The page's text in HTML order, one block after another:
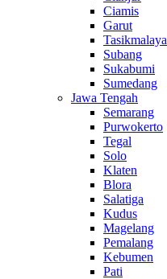
Ciamis
Garut
Tasikmalaya
Subang
Sukabumi
Sumedang
Jawa Tengah
Semarang
Purwokerto
Tegal
Solo
Klaten
Blora
Salatiga
Kudus
Magelang
Pemalang
Kebumen
Pati